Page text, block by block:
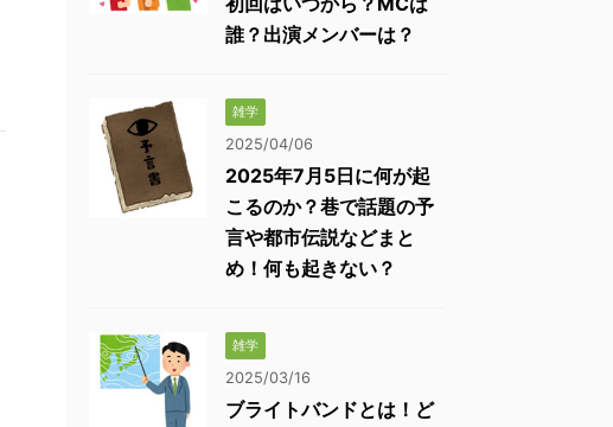
誰？出演メンバーは？
雑学
2025/04/06
2025年7月5日に何が起
こるのか？巷で話題の予
言や都市伝説などまと
め！何も起きない？
雑学
2025/03/16
ブライトバンドとは！ど